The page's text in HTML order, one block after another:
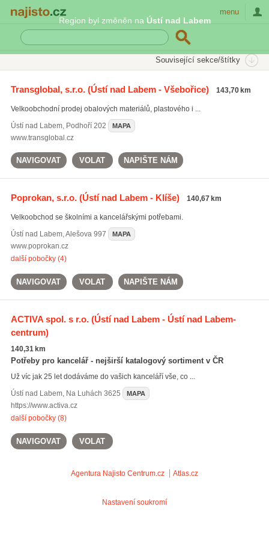
Region byl změněn na Ústí nad Labem
menu
Související sekce/štítky
Kancelářské potřeby a vybavení
Transglobal, s.r.o.(Ústí nad Labem - Všebořice) 143,70 km
Velkoobchodní prodej obalových materiálů, plastového i ...
Ústí nad Labem, Podhoří 202 MAPA
www.transglobal.cz
NAVIGOVAT VOLAT NAPIŠTE NÁM
Poprokan, s.r.o.(Ústí nad Labem - Klíše) 140,67 km
Velkoobchod se školními a kancelářskými potřebami.
Ústí nad Labem,Alešova 997 MAPA
www.poprokan.cz
další pobočky (4)
NAVIGOVAT VOLAT NAPIŠTE NÁM
ACTIVA spol. s r.o.(Ústí nad Labem - Ústí nad Labem-
centrum)
140,31 km
Potřeby pro kancelář - nejširší katalogový sortiment v ČR
Už víc jak 25 let dodáváme do vašich kanceláří vše, co ...
Ústí nad Labem, Na Luhách 3625 MAPA
https://www.activa.cz
další pobočky (8)
NAVIGOVAT VOLAT
Agentura Najisto Centrum.cz Atlas.cz
Nastavení soukromí